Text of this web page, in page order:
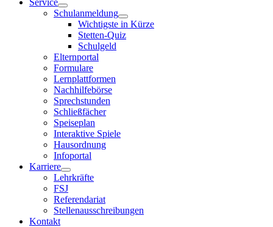
Service
Schulanmeldung
Wichtigste in Kürze
Stetten-Quiz
Schulgeld
Elternportal
Formulare
Lernplattformen
Nachhilfebörse
Sprechstunden
Schließfächer
Speiseplan
Interaktive Spiele
Hausordnung
Infoportal
Karriere
Lehrkräfte
FSJ
Referendariat
Stellenausschreibungen
Kontakt